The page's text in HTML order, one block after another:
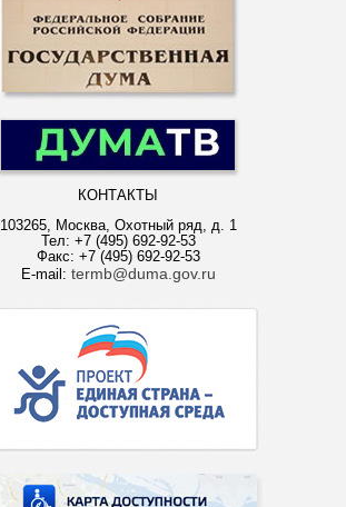
КОНТАКТЫ
103265, Москва, Охотный ряд, д. 1
Тел: +7 (495) 692-92-53
Факс: +7 (495) 692-92-53
E-mail: termb@duma.gov.ru